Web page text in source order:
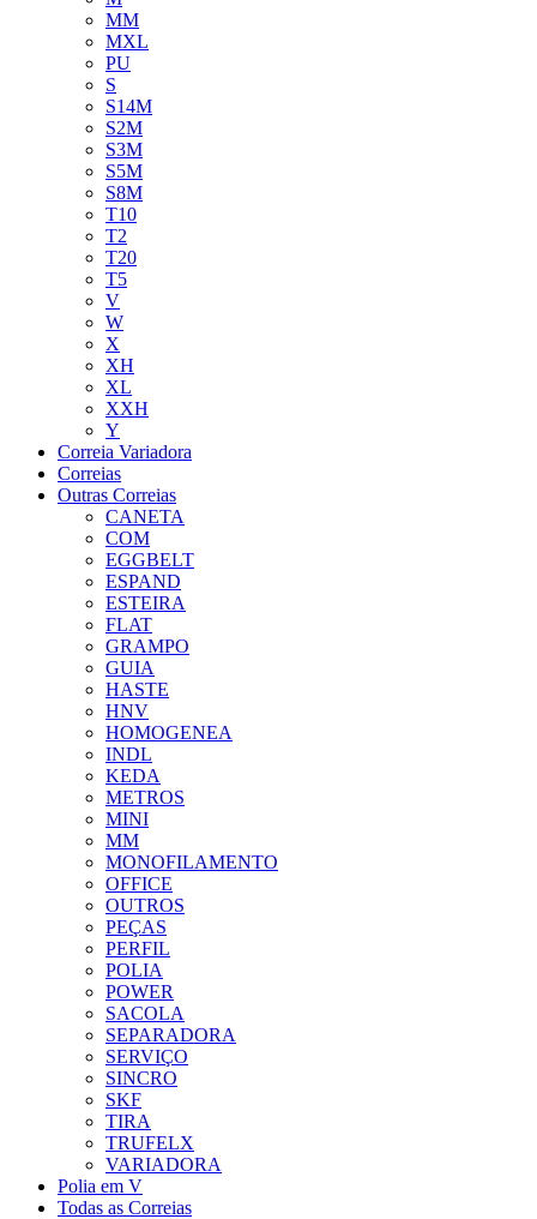
MM
MXL
PU
S
S14M
S2M
S3M
S5M
S8M
T10
T2
T20
T5
V
W
X
XH
XL
XXH
Y
Correia Variadora
Correias
Outras Correias
CANETA
COM
EGGBELT
ESPAND
ESTEIRA
FLAT
GRAMPO
GUIA
HASTE
HNV
HOMOGENEA
INDL
KEDA
METROS
MINI
MM
MONOFILAMENTO
OFFICE
OUTROS
PEÇAS
PERFIL
POLIA
POWER
SACOLA
SEPARADORA
SERVIÇO
SINCRO
SKF
TIRA
TRUFELX
VARIADORA
Polia em V
Todas as Correias